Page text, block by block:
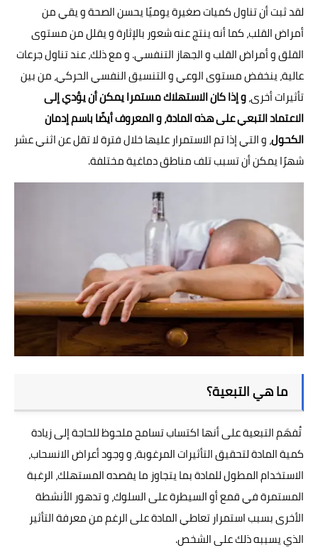
لقد ثبت أن تناول كميات صغيرة يوميًا يحسن الصحة و يقي من
أمراض القلب، كما أنه ينتج عنه شعور بالإثارة و يقلل من مستوى
القلق و أمراض القلب و الجهاز التنفسي. و مع ذلك، عند تناول جرعات
عالية، ينخفض ​​مستوى الوعي و التنسيق النفسي الحركي، من بين
تأثيرات أخرى،و إذا كان الاستهلاك مستمرا يمكن أن يؤدي إلى
الاعتماد التبعي على هذه المادة، و المعروف أيضًا باسم إدمان
الكحول، و التي إذا تم الاستمرار عليها خلال فترة لا تقل عن اثني عشر
شهرًا يمكن أن تسبب تلف مناطق دماغية مختلفة.
ما هي التبعية؟
تُفهَم التبعية على أنها اكتساب تسامح ملحوظ للحاجة إلى زيادة
كمية المادة لتحقيق التأثيرات المرغوبة، و وجود أعراض الانسحاب،
الاستخدام المطول للمادة بما يتجاوز ما يقصده المستهلك، الرغبة
المستمرة في قمع أو السيطرة على السلوك، و تدهور الأنشطة
الأخرى بسبب استمرار تعاطي المادة على الرغم من معرفة التأثير
الذي يسببه ذلك على الشخص.